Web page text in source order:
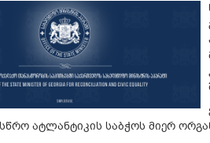
ატლანტიკის საბჭოს მიერ